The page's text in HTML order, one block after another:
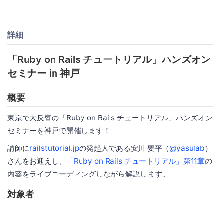
詳細
「Ruby on Rails チュートリアル」ハンズオン
セミナー in 神戸
概要
東京で大反響の「Ruby on Rails チュートリアル」ハンズオン
セミナーを神戸で開催します！
講師にrailstutorial.jpの発起人である安川 要平（@yasulab）
さんをお迎えし、
「Ruby on Rails チュートリアル」第11章の
内容をライブコーディングしながら解説します。
対象者